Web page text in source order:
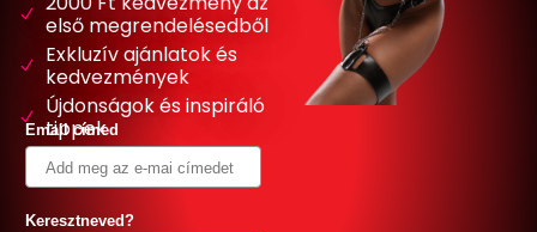
első megrendelésedből
Exkluzív ajánlatok és
kedvezmények
Újdonságok és inspiráló
tippek
Email címed
Keresztneved?